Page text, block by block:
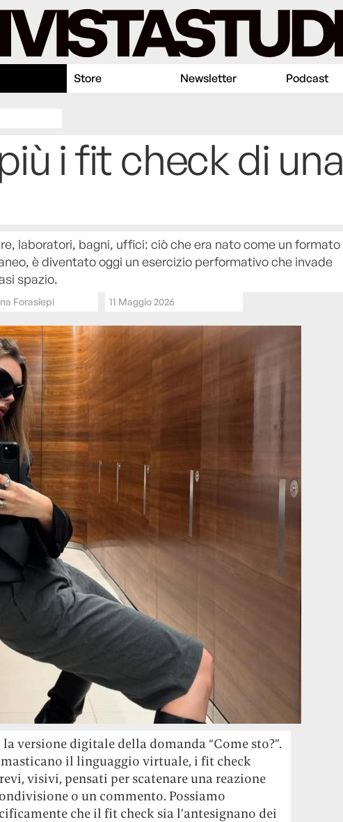
Store Newsletter Podcast
i fit check di una
laboratori, bagni, uffici: ciò che era nato come un formato
è diventato oggi un esercizio performativo che invade
spazio.
Forasiepi 11 Maggio 2026
versione digitale della domanda “Come sto?”.
masticano il linguaggio virtuale, i fit check
visivi, pensati per scatenare una reazione
o un commento. Possiamo
che il fit check sia l’antesignano dei